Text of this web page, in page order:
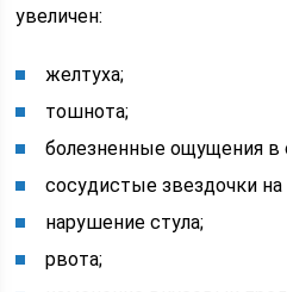
увеличен:
желтуха;
тошнота;
болезненные ощущения в
сосудистые звездочки
нарушение стула;
рвота;